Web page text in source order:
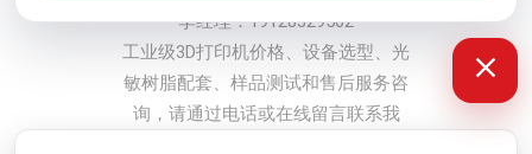
李经理：19128329562
工业级3D打印机价格、设备选型、光
敏树脂配套、样品测试和售后服务咨
询，请通过电话或在线留言联系我